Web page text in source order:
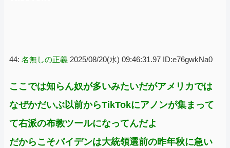
44: 名無しの正義 2025/08/20(水) 09:46:31.97 ID:e76gwkNa0
ここでは知らん奴が多いみたいだがアメリカでは
なぜかだいぶ以前からTikTokにアノンが集まって
て右派の布教ツールになってんだよ
だからこそバイデンは大統領選前の昨年秋に急い